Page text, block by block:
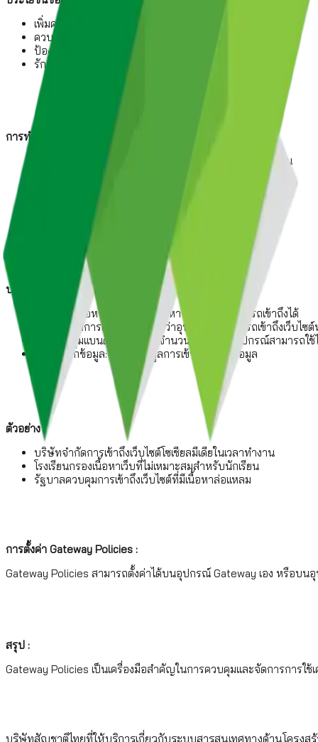
เพิ่มความปลอดภัย
ควบคุมการใช้ทรัพยากร
ป้องกันการโจมตีทางไซเบอร์
รักษาความเป็นส่วนตัว
การทำงานของ Gateway Policies
เมื่ออุปกรณ์ในเครือข่ายต้องการเข้าถึงข้อมูลจากเครือข่ายอื่น
ข้อมูลจะถูกส่งไปยัง Gateway
Gateway จะตรวจสอบกฎ Gateway Policies
หากข้อมูลได้รับอนุญาต ข้อมูลจะถูกส่งต่อไปยังเครือข่ายอื่น
หากข้อมูลไม่ได้รับอนุญาต ข้อมูลจะถูกปฏิเสธ
ประเภทของ Gateway Policies:
การกรองเนื้อหา: กำหนดว่าเนื้อหาประเภทใดสามารถเข้าถึงได้
การควบคุมการเข้าถึง: กำหนดว่าอุปกรณ์ใดสามารถเข้าถึงเว็บไซ
การควบคุมแบนด์วิธ: กำหนดจำนวนแบนด์วิธที่อุปกรณ์สามารถใช้
การบันทึกข้อมูล: บันทึกข้อมูลการเข้าออกของข้อมูล
ตัวอย่าง
บริษัทจำกัดการเข้าถึงเว็บไซต์โซเชียลมีเดียในเวลาทำงาน
โรงเรียนกรองเนื้อหาเว็บที่ไม่เหมาะสมสำหรับนักเรียน
รัฐบาลควบคุมการเข้าถึงเว็บไซต์ที่มีเนื้อหาล่อแหลม
การตั้งค่า Gateway Policies :
Gateway Policies สามารถตั้งค่าได้บนอุปกรณ์ Gateway เอง หรือบ
สรุป :
Gateway Policies เป็นเครื่องมือสำคัญในการควบคุมและจัดการการใ
บริษัทสัญชาติไทยที่ให้บริการเกี่ยวกับระบบสารสนเทศทางด้านโครงส